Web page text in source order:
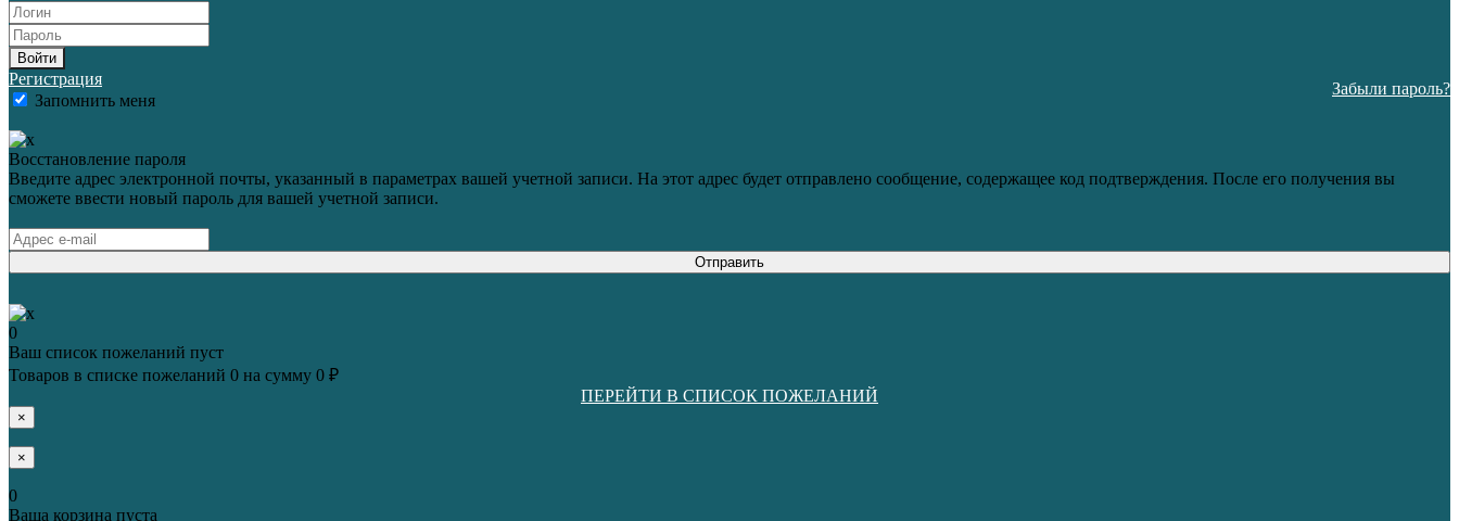
Войти
Регистрация
Запомнить меня
Забыли пароль?
Восстановление пароля
Введите адрес электронной почты, указанный в параметрах вашей учетной записи. На этот адрес будет отправлено сообщение, содержащее код подтверждения. После его получения вы
сможете ввести новый пароль для вашей учетной записи.
Отправить
0
Ваш список пожеланий пуст
Товаров в списке пожеланий 0 на сумму 0 ₽
ПЕРЕЙТИ В СПИСОК ПОЖЕЛАНИЙ
×
×
0
Ваша корзина пуста